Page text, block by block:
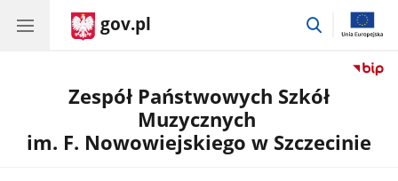
gov.pl
przejdź
Zespół Państwowych Szkół
Muzycznych
im. F. Nowowiejskiego w Szczecinie